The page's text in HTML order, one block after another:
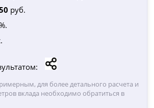
руб.
для более детального расчета и
вклада необходимо обратиться в